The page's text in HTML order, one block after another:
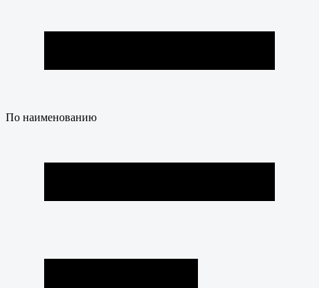
По наименованию